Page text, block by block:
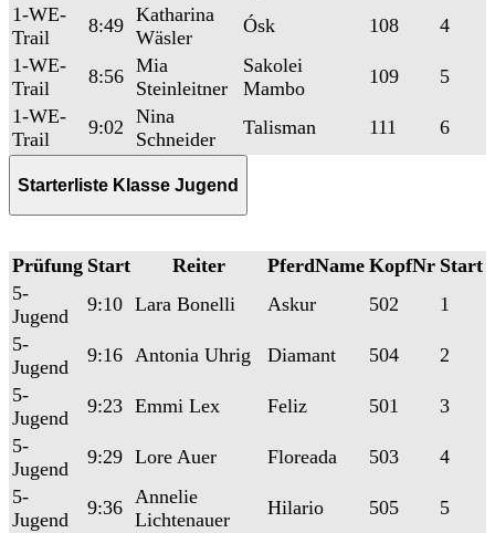
1-WE-
Trail
8:49 Katharina
Wäsler
Ósk 108
4
1-WE-
Trail
8:56 Mia
Steinleitner
Sakolei
Mambo
109
5
1-WE-
Trail
9:02 Nina
Schneider
Talisman 111 6
Starterliste Klasse Jugend
Prüfung Start Reiter PferdName KopfNr Start
5-
Jugend
9:10 Lara Bonelli Askur 502
1
5-
Jugend
9:16 Antonia Uhrig Diamant 504
2
5-
Jugend
9:23 Emmi Lex Feliz 501
3
5-
Jugend
9:29 Lore Auer Floreada 503
4
5-
Jugend
9:36 Annelie
Lichtenauer
Hilario 505 5